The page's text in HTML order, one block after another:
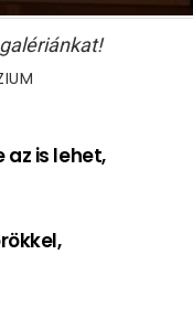
az is lehet,